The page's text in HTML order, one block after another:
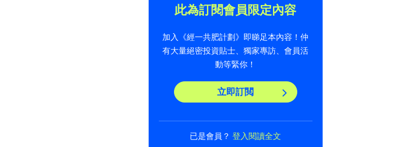
此為訂閱會員限定內容
加入《經一共肥計劃》即睇足本內容！仲
有大量絕密投資貼士、獨家專訪、會員活
動等緊你！
立即訂閲
已是會員？登入閱讀全文